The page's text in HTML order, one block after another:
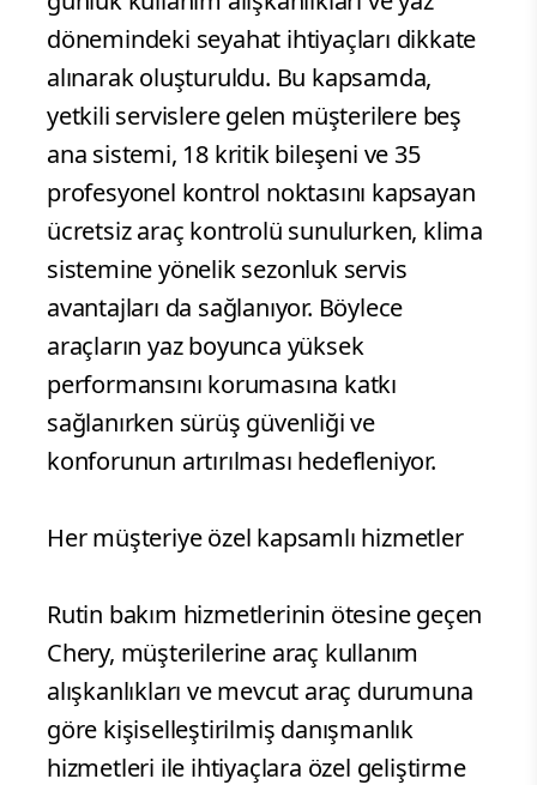
dönemindeki seyahat ihtiyaçları dikkate
alınarak oluşturuldu. Bu kapsamda,
yetkili servislere gelen müşterilere beş
ana sistemi, 18 kritik bileşeni ve 35
profesyonel kontrol noktasını kapsayan
ücretsiz araç kontrolü sunulurken, klima
sistemine yönelik sezonluk servis
avantajları da sağlanıyor. Böylece
araçların yaz boyunca yüksek
performansını korumasına katkı
sağlanırken sürüş güvenliği ve
konforunun artırılması hedefleniyor.
Her müşteriye özel kapsamlı hizmetler
Rutin bakım hizmetlerinin ötesine geçen
Chery, müşterilerine araç kullanım
alışkanlıkları ve mevcut araç durumuna
göre kişiselleştirilmiş danışmanlık
hizmetleri ile ihtiyaçlara özel geliştirme